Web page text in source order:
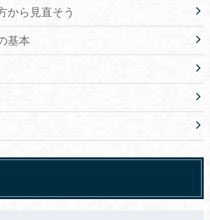
から見直そう
基本